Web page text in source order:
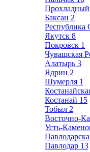
Прохладный
Баксан 2
Республика
Якутск 8
Покровск 1
Чувашская
Алатырь 3
Ядрин 2
Шумерля 1
Костанай 15
Тобыл 2
Восточно-
Усть-
Павлодар 13